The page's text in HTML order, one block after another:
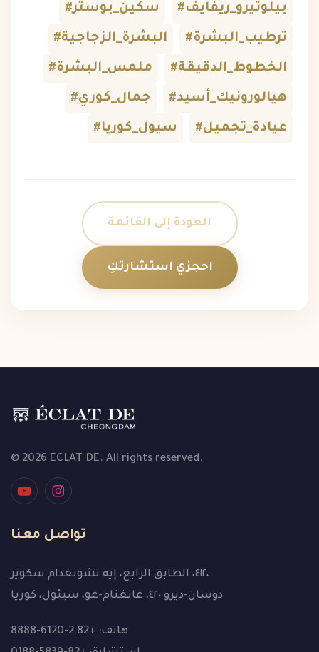
#بيلوتيرو_ريفايف #سكين_بوستر
#ترطيب_البشرة #البشرة_الزجاجية
#الخطوط_الدقيقة #ملمس_البشرة
#هيالورونيك_أسيد #جمال_كوري
#عيادة_تجميل #سيول_كوريا
العودة إلى القائمة
احجزي استشارتكِ
© 2026 ECLAT DE. All rights reserved.
تواصل معنا
٤١٢، الطابق الرابع، إيه تشونغدام سكوير،
دوسان-ديرو ٤٢٠، غانغنام-غو، سيئول، كوريا
هاتف: +82 2-6120-8888